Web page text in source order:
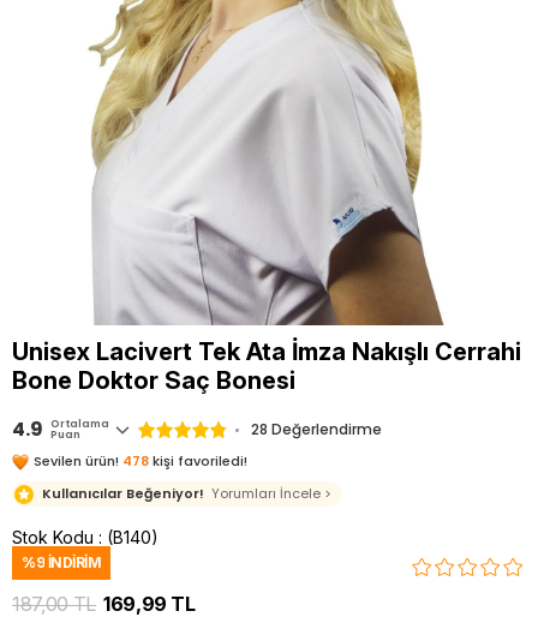
Unisex Lacivert Tek Ata İmza Nakışlı Cerrahi
Bone Doktor Saç Bonesi
4.9 Ortalama
Puan 28 Değerlendirme
Sevilen ürün! 478kişi favoriledi!
Kullanıcılar Beğeniyor! Yorumları İncele >
Stok Kodu (B140)
%9 İNDIRIM
187,00 TL 169,99 TL